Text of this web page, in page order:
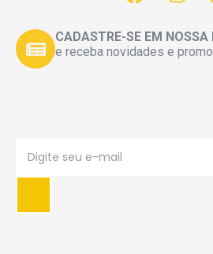
CADASTRE-SE EM NOSSA
e receba novidades e